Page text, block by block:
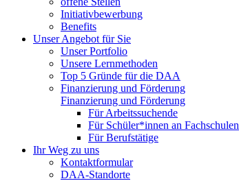
Initiativbewerbung
Benefits
Unser Angebot für Sie
Unser Portfolio
Unsere Lernmethoden
Top 5 Gründe für die DAA
Finanzierung und Förderung
Finanzierung und Förderung
Für Arbeitssuchende
Für Schüler*innen an Fachschulen
Für Berufstätige
Ihr Weg zu uns
Kontaktformular
DAA-Standorte